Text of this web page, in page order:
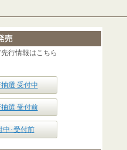
行情報はこちら
選 受付中
選 受付前
中･受付前